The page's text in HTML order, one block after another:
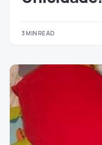
3 MIN READ